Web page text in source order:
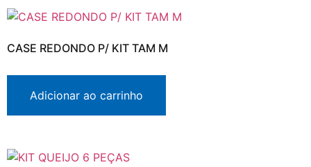
CASE REDONDO P/ KIT TAM M
Adicionar ao carrinho